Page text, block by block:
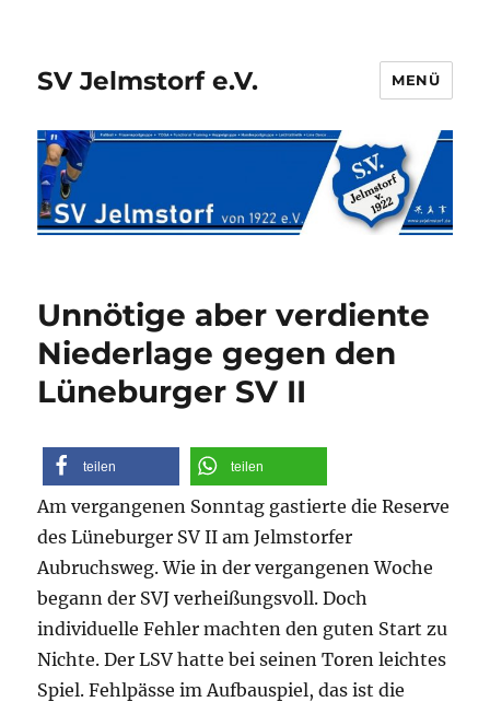
SV Jelmstorf e.V. MENÜ
Unnötige aber verdiente
Niederlage gegen den
Lüneburger SV II
teilen teilen
Am vergangenen Sonntag gastierte die Reserve
des Lüneburger SV II am Jelmstorfer
Aubruchsweg. Wie in der vergangenen Woche
begann der SVJ verheißungsvoll. Doch
individuelle Fehler machten den guten Start zu
Nichte. Der LSV hatte bei seinen Toren leichtes
Spiel. Fehlpässe im Aufbauspiel, das ist die